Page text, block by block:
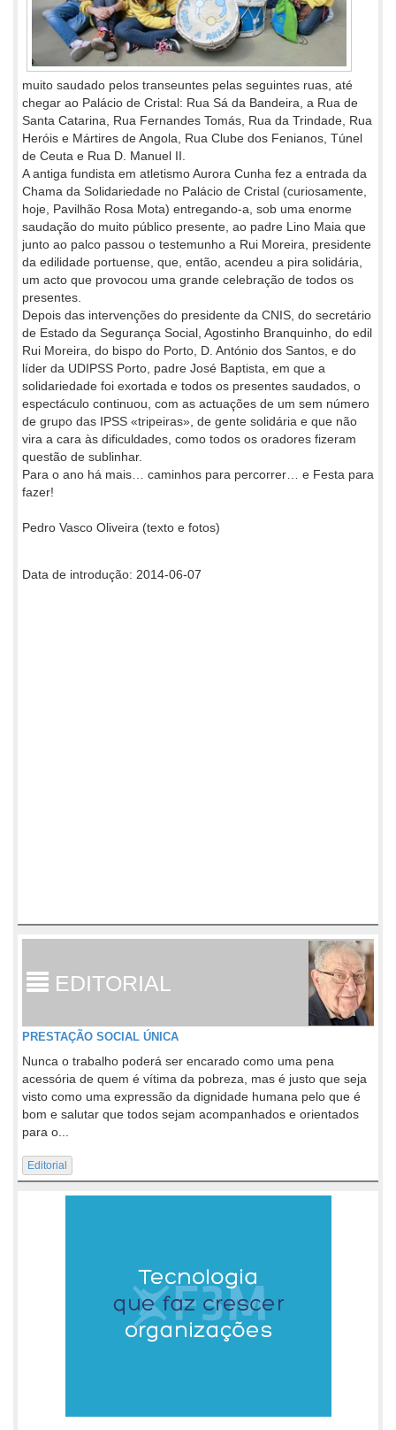
muito saudado pelos transeuntes pelas seguintes ruas, até
chegar ao Palácio de Cristal: Rua Sá da Bandeira, a Rua de
Santa Catarina, Rua Fernandes Tomás, Rua da Trindade, Rua
Heróis e Mártires de Angola, Rua Clube dos Fenianos, Túnel
de Ceuta e Rua D. Manuel II.
A antiga fundista em atletismo Aurora Cunha fez a entrada da
Chama da Solidariedade no Palácio de Cristal (curiosamente,
hoje, Pavilhão Rosa Mota) entregando-a, sob uma enorme
saudação do muito público presente, ao padre Lino Maia que
junto ao palco passou o testemunho a Rui Moreira, presidente
da edilidade portuense, que, então, acendeu a pira solidária,
um acto que provocou uma grande celebração de todos os
presentes.
Depois das intervenções do presidente da CNIS, do secretário
de Estado da Segurança Social, Agostinho Branquinho, do edil
Rui Moreira, do bispo do Porto, D. António dos Santos, e do
líder da UDIPSS Porto, padre José Baptista, em que a
solidariedade foi exortada e todos os presentes saudados, o
espectáculo continuou, com as actuações de um sem número
de grupo das IPSS «tripeiras», de gente solidária e que não
vira a cara às dificuldades, como todos os oradores fizeram
questão de sublinhar.
Para o ano há mais… caminhos para percorrer… e Festa para
fazer!
Pedro Vasco Oliveira (texto e fotos)
Data de introdução: 2014-06-07
EDITORIAL
PRESTAÇÃO SOCIAL ÚNICA
Nunca o trabalho poderá ser encarado como uma pena
acessória de quem é vítima da pobreza, mas é justo que seja
visto como uma expressão da dignidade humana pelo que é
bom e salutar que todos sejam acompanhados e orientados
para o...
Editorial